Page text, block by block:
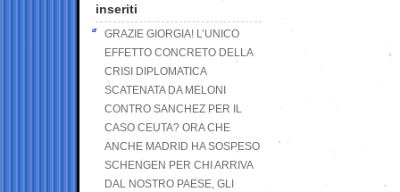
inseriti
GRAZIE GIORGIA! L’UNICO
EFFETTO CONCRETO DELLA
CRISI DIPLOMATICA
SCATENATA DA MELONI
CONTRO SANCHEZ PER IL
CASO CEUTA? ORA CHE
ANCHE MADRID HA SOSPESO
SCHENGEN PER CHI ARRIVA
DAL NOSTRO PAESE, GLI